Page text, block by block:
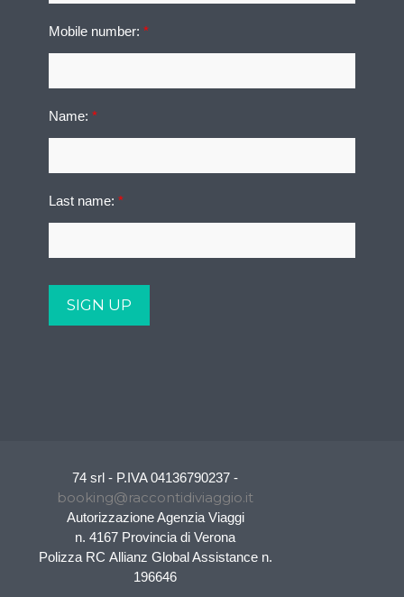
Mobile number:*
Name:*
Last name:*
74 srl - P.IVA 04136790237 -
booking@raccontidiviaggio.it
Autorizzazione Agenzia Viaggi
n. 4167 Provincia di Verona
Polizza RC Allianz Global Assistance n.
196646